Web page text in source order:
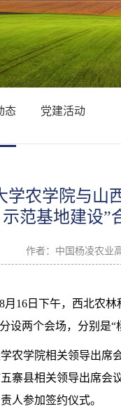
态 党建活动
学农学院与山
示范基地建设”
作者： 中国杨凌农业
月16日下午，西北农
设两个会场，分别是
农学院相关领导出席
寨县相关领导出席会
人参加签约仪式。